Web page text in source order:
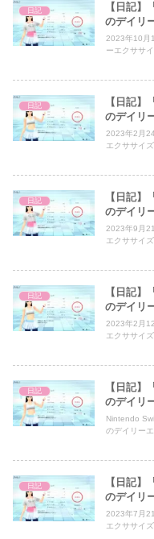
日記
【日記】
のデイリ
2023年10月
ーエクササ
日記
【日記】
のデイリ
2023年2月
エクササイ
日記
【日記】
のデイリ
2023年9月
エクササイ
日記
【日記】
のデイリ
2023年2月
エクササイ
日記
【日記】
のデイリ
Nintendo
のデイリーエ
日記
【日記
のデイリ
2023年7月
エクササイ